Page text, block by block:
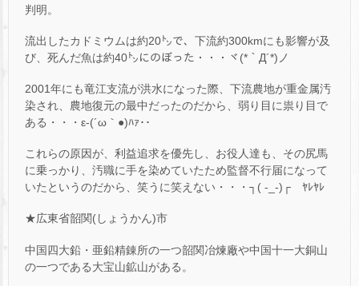
判明。
流出したカドミウムは約20㌧で、下流約300kmにも影響が及
び、死んだ魚は約40㌧にのぼった・・・ヾ(*｀Д´*)ノ
2001年にも竜江支流が洪水になった際、下流農地が重金属汚
染され、農地復元の最中だったのだから、弱り目に祟り目で
ある・・・ε-(´ω｀●)ﾊｧ･･
これらの原因が、利益追求を優先し、お役人達も、その尻馬
に乗っかり、汚職に手を染めていたため監督不行届になって
いたというのだから、笑うに笑えない・・・┐( -_-)┌ ﾔﾚﾔﾚ
★広東省韶関(しょうかん)市
中国四大鉛・亜鉛精錬所の一つ韶関冶煉廠や中国十一大銅山
の一つである大宝山鉱山がある。